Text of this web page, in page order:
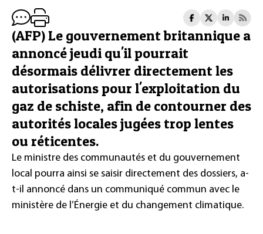
(AFP) Le gouvernement britannique a
annoncé jeudi qu'il pourrait
désormais délivrer directement les
autorisations pour l'exploitation du
gaz de schiste, afin de contourner des
autorités locales jugées trop lentes
ou réticentes.
Le ministre des communautés et du gouvernement
local pourra ainsi se saisir directement des dossiers, a-
t-il annoncé dans un communiqué commun avec le
ministère de l’Énergie et du changement climatique.